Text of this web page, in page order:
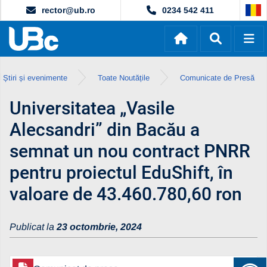
rector@ub.ro 0234 542 411
Știri și evenimente Toate Noutățile Comunicate de Presă
Universitatea „Vasile
Alecsandri” din Bacău a
semnat un nou contract PNRR
pentru proiectul EduShift, în
valoare de 43.460.780,60 ron
Publicat la 23 octombrie, 2024